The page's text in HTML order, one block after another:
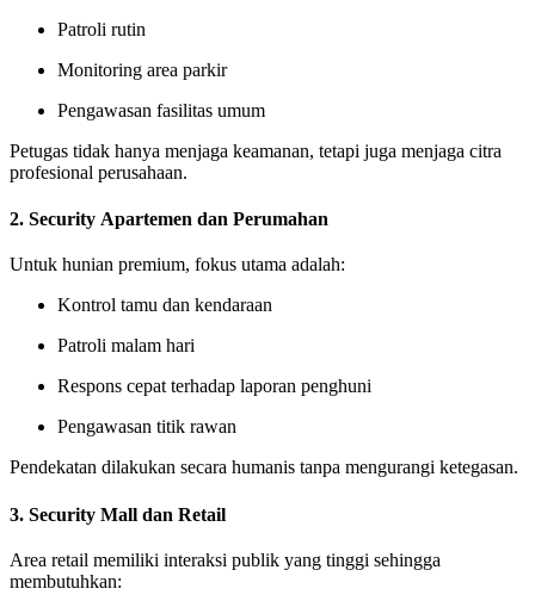
Patroli rutin
Monitoring area parkir
Pengawasan fasilitas umum
Petugas tidak hanya menjaga keamanan, tetapi juga menjaga citra
profesional perusahaan.
2. Security Apartemen dan Perumahan
Untuk hunian premium, fokus utama adalah:
Kontrol tamu dan kendaraan
Patroli malam hari
Respons cepat terhadap laporan penghuni
Pengawasan titik rawan
Pendekatan dilakukan secara humanis tanpa mengurangi ketegasan.
3. Security Mall dan Retail
Area retail memiliki interaksi publik yang tinggi sehingga
membutuhkan: